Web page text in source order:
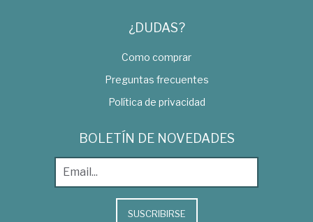
¿DUDAS?
Como comprar
Preguntas frecuentes
Política de privacidad
BOLETÍN DE NOVEDADES
SUSCRIBIRSE